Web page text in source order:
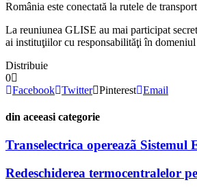
România este conectată la rutele de
La reuniunea GLISE au mai participat
ai instituţiilor cu responsabilităţi în domeniul
Distribuie
0
Facebook Twitter Pinterest Email
din aceeasi categorie
Transelectrica opereazã
Redeschiderea termocentralelor